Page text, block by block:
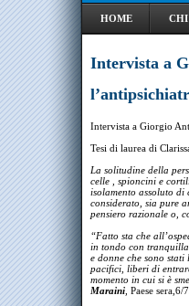
HOME CHI
Intervista a
Intervista a Giorgio
Tesi di laurea di
La solitudine della
celle , spioncini e
isolamento assoluto
considerato, sia pure
pensiero razionale o,
“Fatto sta che
in tondo con
e donne che sono
pacifici, liberi di
momento in cui si è
Maraini Paese sera,6/